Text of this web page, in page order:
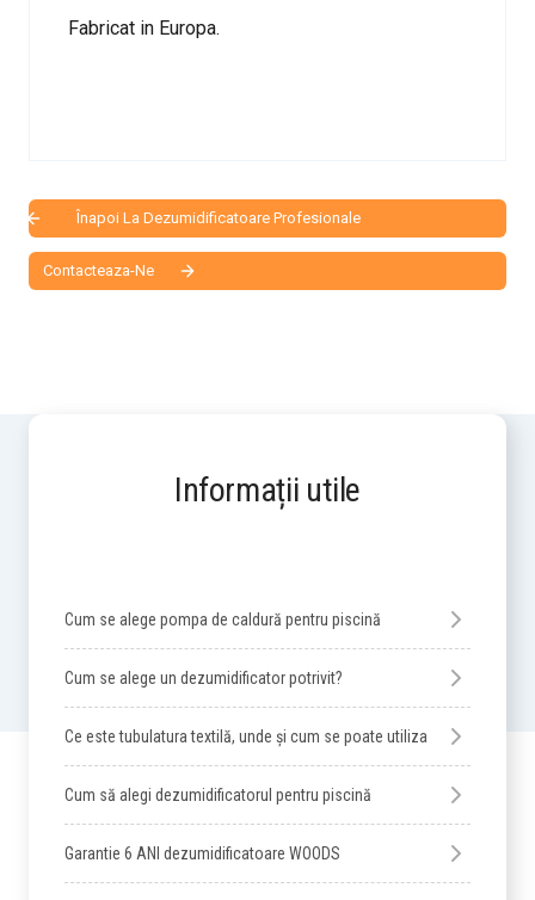
Fabricat in Europa.
Înapoi La Dezumidificatoare Profesionale
Contacteaza-Ne
Informații utile
Cum se alege pompa de caldură pentru piscină
Cum se alege un dezumidificator potrivit?
Ce este tubulatura textilă, unde și cum se poate utiliza
Cum să alegi dezumidificatorul pentru piscină
Garantie 6 ANI dezumidificatoare WOODS